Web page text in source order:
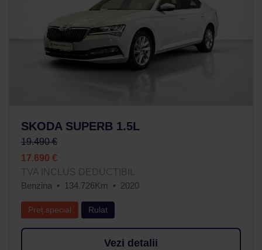
SKODA SUPERB 1.5L
19.490 €
17.690 €
TVA INCLUS DEDUCTIBIL
Benzina
134.726Km 2020
Preț special Rulat
Vezi detalii